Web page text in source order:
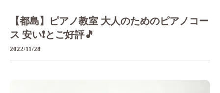
【都島】ピアノ教室 大人のためのピアノコー
ス 安い❗️とご好評🎵
2022/11/28